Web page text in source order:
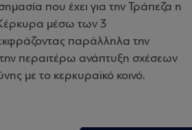
που έχει για την Τράπεζα η
μέσω των 3
παράλληλα την
περαιτέρω ανάπτυξη σχέσεων
με το κερκυραϊκό κοινό.